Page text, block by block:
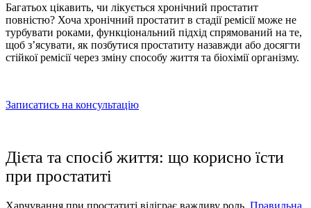
Багатьох цікавить, чи лікується хронічний простатит
повністю? Хоча хронічний простатит в стадії ремісіїможе не
турбувати роками, функціональний підхід спрямований на те,
щоб з’ясувати, як позбутися простатиту назавжди або досягти
стійкої ремісії через зміну способу життя та біохімії організму.
Записатись на консультацію
Дієта та спосіб життя: що корисно їсти
при простатиті